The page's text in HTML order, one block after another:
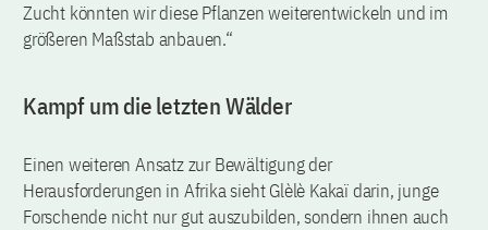
Zucht könnten wir diese Pflanzen weiterentwickeln und im
größeren Maßstab anbauen.“
Kampf um die letzten Wälder
Einen weiteren Ansatz zur Bewältigung der
Herausforderungen in Afrika sieht Glèlè Kakaï darin, junge
Forschende nicht nur gut auszubilden, sondern ihnen auch